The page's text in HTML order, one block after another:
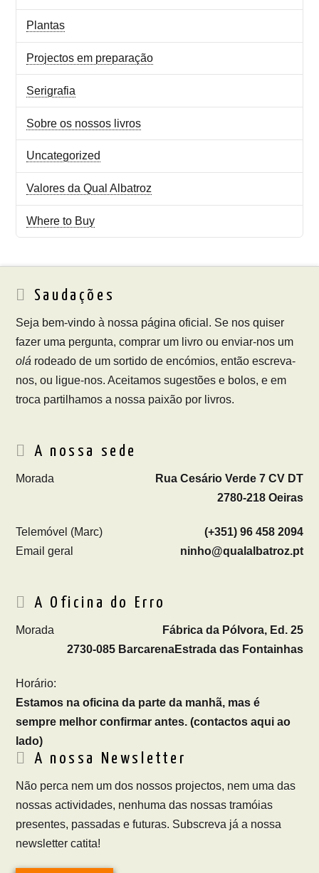
Plantas
Projectos em preparação
Serigrafia
Sobre os nossos livros
Uncategorized
Valores da Qual Albatroz
Where to Buy
Saudações
Seja bem-vindo à nossa página oficial. Se nos quiser
fazer uma pergunta, comprar um livro ou enviar-nos um
olá rodeado de um sortido de encómios, então escreva-
nos, ou ligue-nos. Aceitamos sugestões e bolos, e em
troca partilhamos a nossa paixão por livros.
A nossa sede
Morada
Rua Cesário Verde 7 CV DT
2780-218 Oeiras
Telemóvel (Marc)
(+351) 96 458 2094
Email geral
ninho@qualalbatroz.pt
A Oficina do Erro
Morada
Fábrica da Pólvora, Ed. 25
Estrada das Fontainhas
2730-085 Barcarena
Horário:
Estamos na oficina da parte da manhã, mas é
sempre melhor confirmar antes. (contactos aqui ao
lado)
A nossa Newsletter
Não perca nem um dos nossos projectos, nem uma das
nossas actividades, nenhuma das nossas tramóias
presentes, passadas e futuras. Subscreva já a nossa
newsletter catita!